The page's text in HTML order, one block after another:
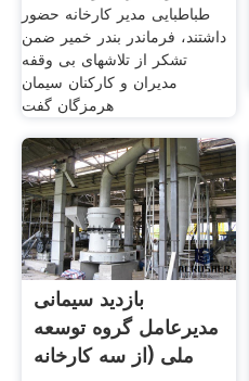
طباطبایی مدیر کارخانه حضور
داشتند، فرماندر بندر خمیر ضمن
تشکر از تلاشهای بی وقفه
مدیران و کارکنان سیمان
هرمزگان گفت
بازدید سیمانی
مدیرعامل گروه توسعه
ملی (از سه کارخانه